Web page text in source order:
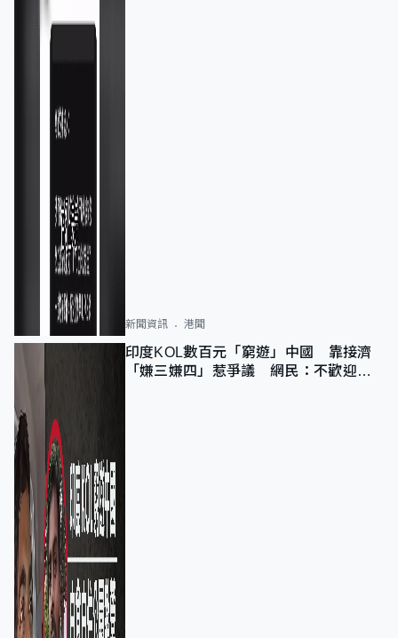
新聞資訊 港聞
印度KOL數百元「窮遊」中國 靠接濟
「嫌三嫌四」惹爭議 網民：不歡迎劣